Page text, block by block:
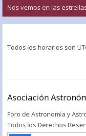
Nos vemos en las
Todos los horarios son
Asociación
Foro de Astronomía y
Todos los Derechos